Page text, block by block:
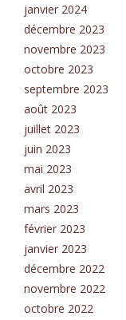
janvier 2024
décembre 2023
novembre 2023
octobre 2023
septembre 2023
août 2023
juillet 2023
juin 2023
mai 2023
avril 2023
mars 2023
février 2023
janvier 2023
décembre 2022
novembre 2022
octobre 2022